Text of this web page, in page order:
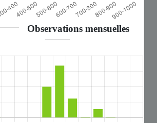
Observations mensuelles